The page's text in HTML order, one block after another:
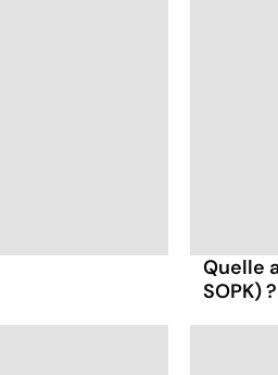
Quelle
SOPK) ?